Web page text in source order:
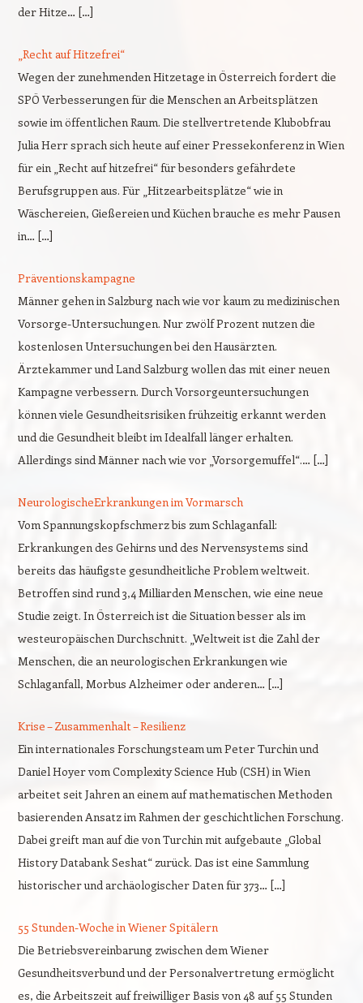
der Hitze… […]
„Recht auf Hitzefrei“
Wegen der zunehmenden Hitzetage in Österreich fordert die
SPÖ Verbesserungen für die Menschen an Arbeitsplätzen
sowie im öffentlichen Raum. Die stellvertretende Klubobfrau
Julia Herr sprach sich heute auf einer Pressekonferenz in Wien
für ein „Recht auf hitzefrei“ für besonders gefährdete
Berufsgruppen aus. Für „Hitzearbeitsplätze“ wie in
Wäschereien, Gießereien und Küchen brauche es mehr Pausen
in… […]
Präventionskampagne
Männer gehen in Salzburg nach wie vor kaum zu medizinischen
Vorsorge-Untersuchungen. Nur zwölf Prozent nutzen die
kostenlosen Untersuchungen bei den Hausärzten.
Ärztekammer und Land Salzburg wollen das mit einer neuen
Kampagne verbessern. Durch Vorsorgeuntersuchungen
können viele Gesundheitsrisiken frühzeitig erkannt werden
und die Gesundheit bleibt im Idealfall länger erhalten.
Allerdings sind Männer nach wie vor „Vorsorgemuffel“.… […]
NeurologischeErkrankungen im Vormarsch
Vom Spannungskopfschmerz bis zum Schlaganfall:
Erkrankungen des Gehirns und des Nervensystems sind
bereits das häufigste gesundheitliche Problem weltweit.
Betroffen sind rund 3,4 Milliarden Menschen, wie eine neue
Studie zeigt. In Österreich ist die Situation besser als im
westeuropäischen Durchschnitt. „Weltweit ist die Zahl der
Menschen, die an neurologischen Erkrankungen wie
Schlaganfall, Morbus Alzheimer oder anderen… […]
Krise – Zusammenhalt – Resilienz
Ein internationales Forschungsteam um Peter Turchin und
Daniel Hoyer vom Complexity Science Hub (CSH) in Wien
arbeitet seit Jahren an einem auf mathematischen Methoden
basierenden Ansatz im Rahmen der geschichtlichen Forschung.
Dabei greift man auf die von Turchin mit aufgebaute „Global
History Databank Seshat“ zurück. Das ist eine Sammlung
historischer und archäologischer Daten für 373… […]
55 Stunden-Woche in Wiener Spitälern
Die Betriebsvereinbarung zwischen dem Wiener
Gesundheitsverbund und der Personalvertretung ermöglicht
es, die Arbeitszeit auf freiwilliger Basis von 48 auf 55 Stunden